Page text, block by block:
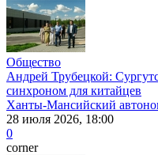
Общество
Андрей Трубецкой:
синхроном для китайцев
Ханты-Мансийский
28 июля 2026, 18:00
0
corner